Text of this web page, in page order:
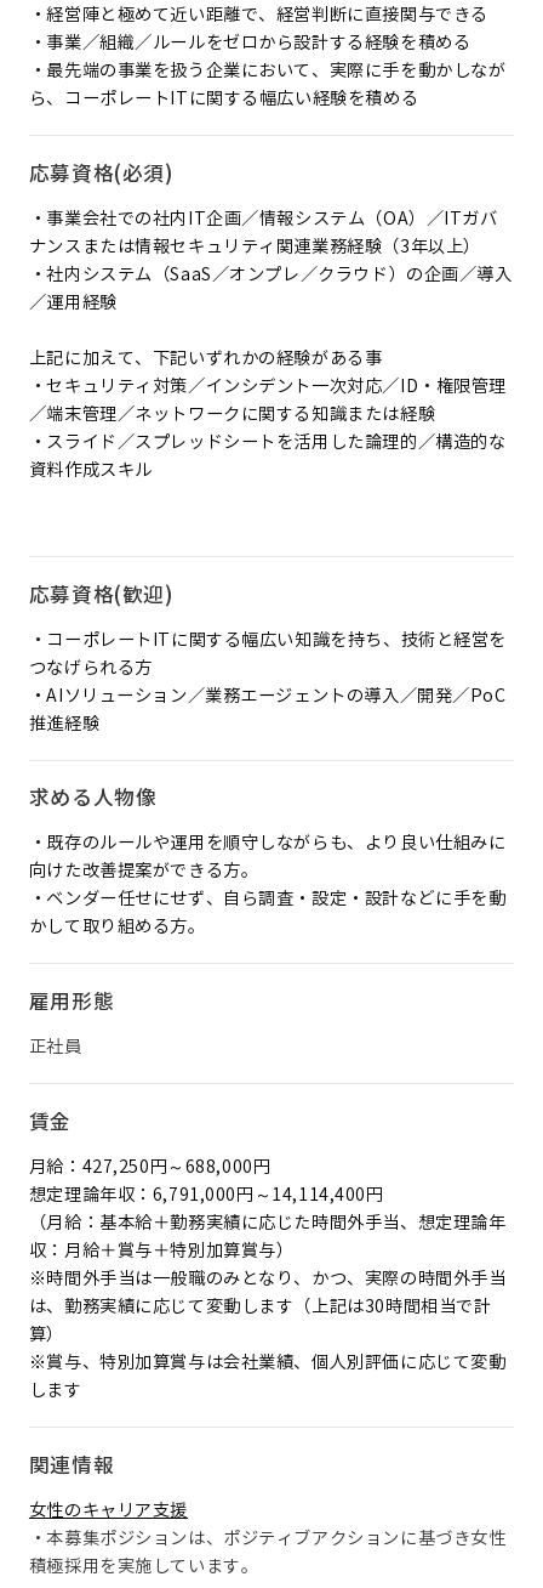
・経営陣と極めて近い距離で、経営判断に直接関与できる
・事業／組織／ルールをゼロから設計する経験を積める
・最先端の事業を扱う企業において、実際に手を動かしなが
ら、コーポレートITに関する幅広い経験を積める
応募資格(必須)
・事業会社での社内IT企画／情報システム（OA）／ITガバ
ナンスまたは情報セキュリティ関連業務経験（3年以上）
・社内システム（SaaS／オンプレ／クラウド）の企画／導入
／運用経験
上記に加えて、下記いずれかの経験がある事
・セキュリティ対策／インシデント一次対応／ID・権限管理
／端末管理／ネットワークに関する知識または経験
・スライド／スプレッドシートを活用した論理的／構造的な
資料作成スキル
応募資格(歓迎)
・コーポレートITに関する幅広い知識を持ち、技術と経営を
つなげられる方
・AIソリューション／業務エージェントの導入／開発／PoC
推進経験
求める人物像
・既存のルールや運用を順守しながらも、より良い仕組みに
向けた改善提案ができる方。
・ベンダー任せにせず、自ら調査・設定・設計などに手を動
かして取り組める方。
雇用形態
正社員
賃金
月給：427,250円～688,000円
想定理論年収：6,791,000円～14,114,400円
（月給：基本給＋勤務実績に応じた時間外手当、想定理論年
収：月給＋賞与＋特別加算賞与）
※時間外手当は一般職のみとなり、かつ、実際の時間外手当
は、勤務実績に応じて変動します（上記は30時間相当で計
算）
※賞与、特別加算賞与は会社業績、個人別評価に応じて変動
します
関連情報
女性のキャリア支援
・本募集ポジションは、ポジティブアクションに基づき女性
積極採用を実施しています。